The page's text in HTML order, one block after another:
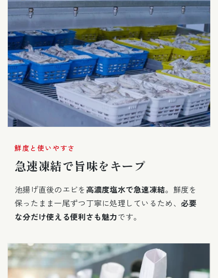
鮮度と使いやすさ
急速凍結で旨味をキープ
池揚げ直後のエビを高濃度塩水で急速凍結。鮮度を
保ったまま一尾ずつ丁寧に処理しているため、 必要
な分だけ使える便利さも魅力です。